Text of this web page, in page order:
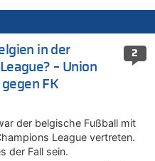
2
in der
– Union
FK
der belgische Fußball mit
League vertreten.
der Fall sein.